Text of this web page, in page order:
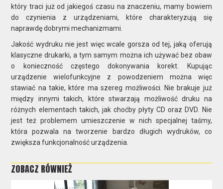
który traci już od jakiegoś czasu na znaczeniu, mamy bowiem
do czynienia z urządzeniami, które charakteryzują się
naprawdę dobrymi mechanizmami.
Jakość wydruku nie jest więc wcale gorsza od tej, jaką oferują
klasyczne drukarki, a tym samym można ich używać bez obaw
o konieczność częstego dokonywania korekt. Kupując
urządzenie wielofunkcyjne z powodzeniem można więc
stawiać na takie, które ma szereg możliwości. Nie brakuje już
między innymi takich, które stwarzają możliwość druku na
różnych elementach takich, jak choćby płyty CD oraz DVD. Nie
jest też problemem umieszczenie w nich specjalnej taśmy,
która pozwala na tworzenie bardzo długich wydruków, co
zwiększa funkcjonalność urządzenia.
ZOBACZ RÓWNIEŻ